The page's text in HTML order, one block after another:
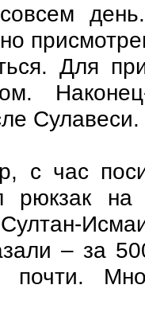
Для
Сулавеси.
с час
рюкзак
Султан-
– за
почти.